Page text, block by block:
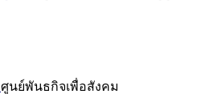
ศูนย์พันธกิจเพื่อสังคม